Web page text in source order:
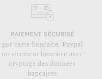
PAIEMENT SÉCURISÉ
par carte bancaire, Paypal
ou virement bancaire avec
cryptage des données
bancaires